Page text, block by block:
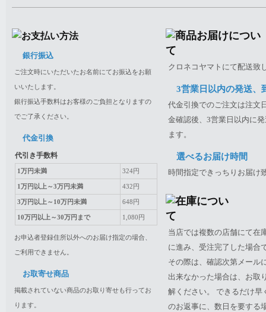
銀行振込
ご注文時にいただいたお名前にてお振込をお願
いいたします。
銀行振込手数料はお客様のご負担となりますの
でご了承ください。
代金引換
代引き手数料
1万円未満 324円
1万円以上～3万円未満 432円
3万円以上～10万円未満 648円
10万円以上～30万円まで 1,080円
お申込者登録住所以外へのお届け指定の場合、
ご利用できません。
お取寄せ商品
掲載されていない商品のお取り寄せも行ってお
ります。
クロネコヤマトにて配送致
3営業日以内の発送、
代金引換でのご注文は注文
金確認後、3営業日以内に
ます。
選べるお届け時間
時間指定できっちりお届け
当店では複数の店舗にて在
に進み、受注完了した場合
その際は、確認次第メール
出来なかった場合は、お取
解ください。 できるだけ
のお返事に、数日を要する